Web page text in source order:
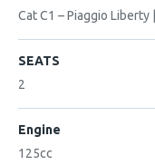
Cat C1 – Piaggio Liberty
SEATS
2
Engine
125cc